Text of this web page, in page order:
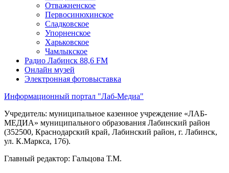
Отважненское
Первосинюхинское
Сладковское
Упорненское
Харьковское
Чамлыкское
Радио Лабинск 88,6 FM
Онлайн музей
Электронная фотовыставка
Информационный портал "Лаб-Медиа"
Учредитель: муниципальное казенное учреждение «ЛАБ-
МЕДИА» муниципального образования Лабинский район
(352500, Краснодарский край, Лабинский район, г. Лабинск,
ул. К.Маркса, 176).
Главный редактор: Гальцова Т.М.